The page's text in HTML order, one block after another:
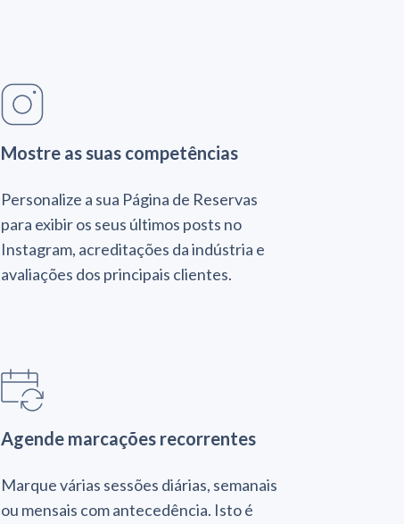
Mostre as suas competências
Personalize a sua Página de Reservas
para exibir os seus últimos posts no
Instagram, acreditações da indústria e
avaliações dos principais clientes.
Agende marcações recorrentes
Marque várias sessões diárias, semanais
ou mensais com antecedência. Isto é